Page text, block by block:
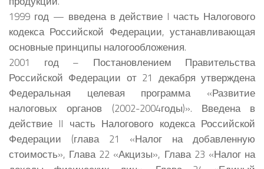
1999 год — введена в действие I часть Налогового
кодекса Российской Федерации, устанавливающая
основные принципы налогообложения.
2001 год – Постановлением Правительства
Российской Федерации от 21 декабря утверждена
Федеральная целевая программа «Развитие
налоговых органов (2002-2004годы)». Введена в
действие II часть Налогового кодекса Российской
Федерации (глава 21 «Налог на добавленную
стоимость», Глава 22 «Акцизы», Глава 23 «Налог на